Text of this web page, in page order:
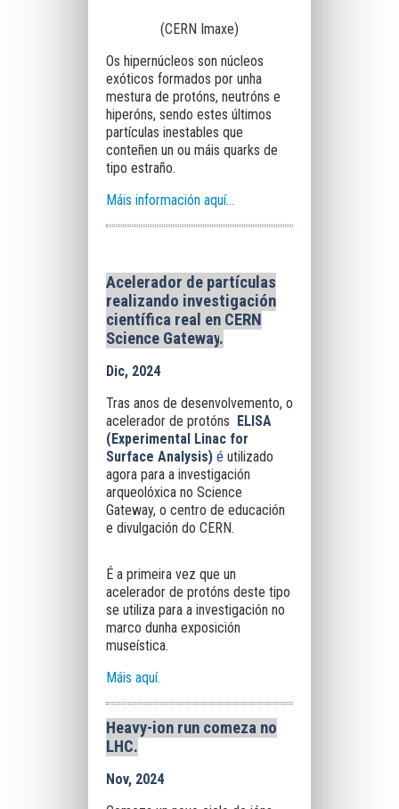
(CERN Imaxe)
Os hipernúcleos son núcleos
exóticos formados por unha
mestura de protóns, neutróns e
hiperóns, sendo estes últimos
partículas inestables que
conteñen un ou máis quarks de
tipo estraño.
Máis información aquí...
Acelerador de partículas
realizando investigación
científica real en CERN
Science Gateway.
Dic, 2024
Tras anos de desenvolvemento, o
acelerador de protóns ELISA
(Experimental Linac for
Surface Analysis)é utilizado
agora para a investigación
arqueolóxica no Science
Gateway, o centro de educación
e divulgación do CERN.
É a primeira vez que un
acelerador de protóns deste tipo
se utiliza para a investigación no
marco dunha exposición
museística.
Máis aquí.
Heavy-ion run comeza no
LHC.
Nov, 2024